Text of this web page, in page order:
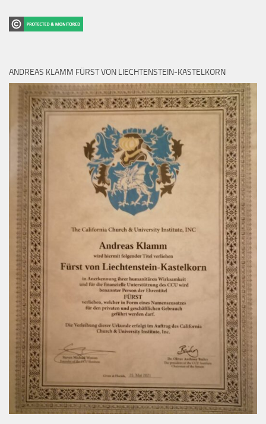
ANDREAS KLAMM FÜRST VON LIECHTENSTEIN-KASTELKORN